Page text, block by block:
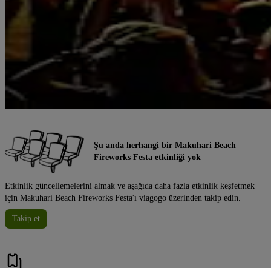
Şu anda herhangi bir Makuhari Beach
Fireworks Festa etkinliği yok
Etkinlik güncellemelerini almak ve aşağıda daha fazla etkinlik keşfetmek
için Makuhari Beach Fireworks Festa'ı viagogo üzerinden takip edin.
Takip et